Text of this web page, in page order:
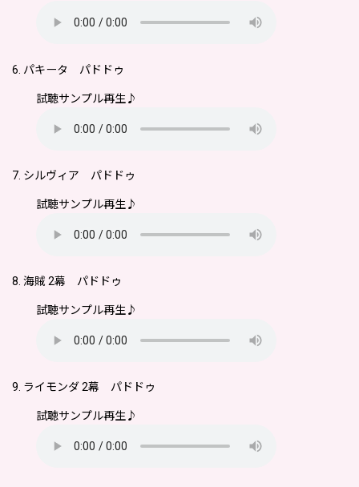
6. パキータ パドドゥ
試聴サンプル再生♪
7. シルヴィア パドドゥ
試聴サンプル再生♪
8. 海賊 2幕 パドドゥ
試聴サンプル再生♪
9. ライモンダ 2幕 パドドゥ
試聴サンプル再生♪